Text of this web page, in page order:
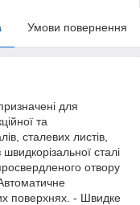
Умови повернення
для
та
сталевих листів,
сталі
отвору
поверхнях. - Швидке